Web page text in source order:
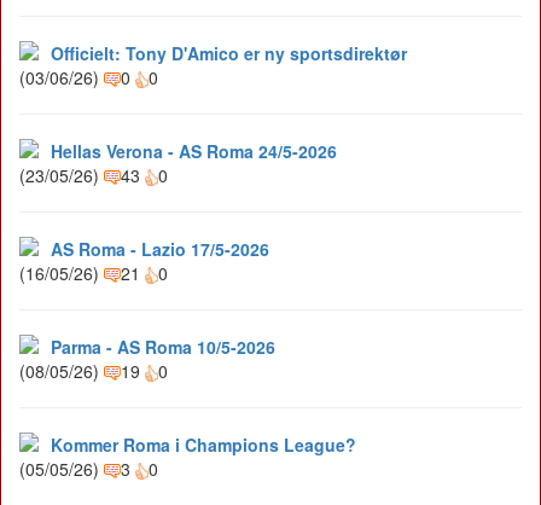
Officielt: Tony D'Amico er ny sportsdirektør
(03/06/26)
0 0
Hellas Verona - AS Roma 24/5-2026
(23/05/26)
43 0
AS Roma - Lazio 17/5-2026
(16/05/26)
21 0
Parma - AS Roma 10/5-2026
(08/05/26)
19 0
Kommer Roma i Champions League?
(05/05/26)
3 0